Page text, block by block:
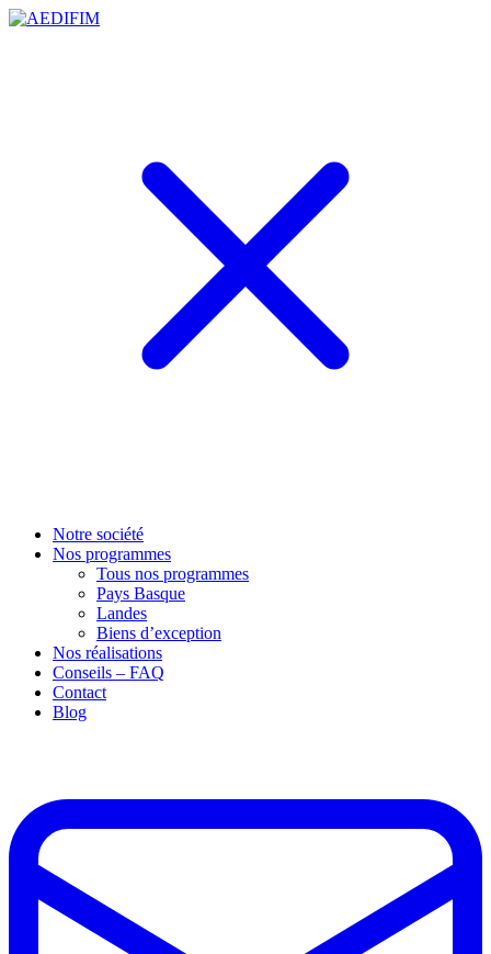
Notre société
Nos programmes
Tous nos programmes
Pays Basque
Landes
Biens d’exception
Nos réalisations
Conseils – FAQ
Contact
Blog